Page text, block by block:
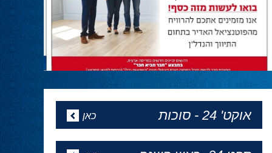
המגזין של פסח
24.04.24
מהדורה מיוחדת לפסח של ''הכל פוליטיקה''
באתר - כל העיתונים
אופיר אקוניס יתחיל את כהונתו
כקונסול בניו יורק ב1 למאי
24.04.24
אופיר אקוניס יתחיל את כהונתו כקונסול בניו יורק
ב1 למאי